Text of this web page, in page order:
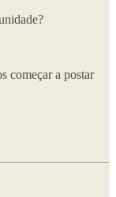
começar a postar